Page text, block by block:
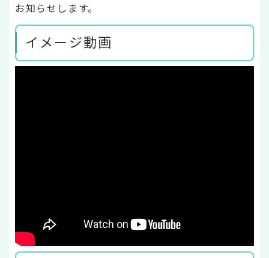
お知らせします。
イメージ動画